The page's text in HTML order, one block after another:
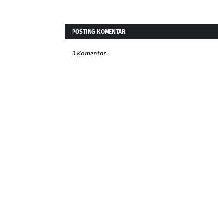
POSTING KOMENTAR
0 Komentar